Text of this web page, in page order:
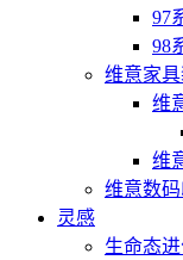
97
98
维意家
维
维
维意数码
灵感
生命态